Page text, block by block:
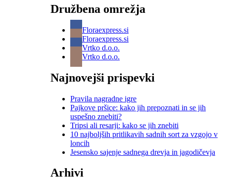
Družbena omrežja
Floraexpress.si
Floraexpress.si
Vrtko d.o.o.
Vrtko d.o.o.
Najnovejši prispevki
Pravila nagradne igre
Pajkove pršice: kako jih prepoznati in se jih
uspešno znebiti?
Tripsi ali resarji: kako se jih znebiti
10 najboljših pritlikavih sadnih sort za vzgojo v
loncih
Jesensko sajenje sadnega drevja in jagodičevja
Arhivi